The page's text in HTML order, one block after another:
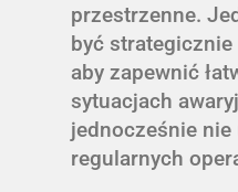
przestrzenne.
być
aby zapewnić
sytuacjach
jednocześnie
regularnych